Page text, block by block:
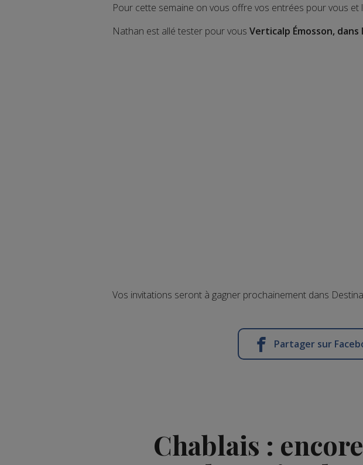
Pour cette semaine on vous offre vos entrées pour vous
Nathan est allé tester pour vous Verticalp Émosson,
Vos invitations seront à gagner prochainement dans
Partager sur
Chablais :